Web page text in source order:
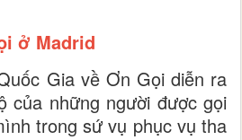
ở Madrid
Gia về Ơn Gọi diễn ra
của những người được gọi
trong sứ vụ phục vụ tha